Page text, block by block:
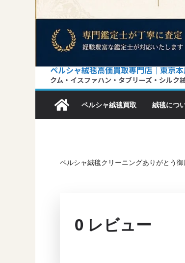
ペルシャ絨毯高価買取専門店｜東京
クム・イスファハン・タブリーズ・シルク
ペルシャ絨毯買取 絨毯につ
ペルシャ絨毯クリーニングありがとう御
0 レビュー